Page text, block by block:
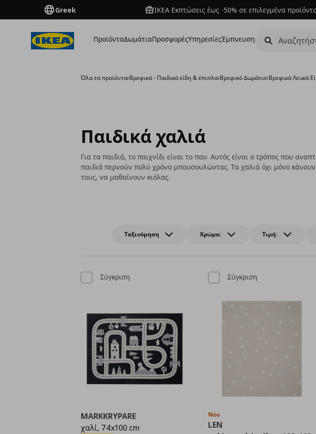
Greek ΙΚΕΑ Εκπτώσεις έως -50% σε επιλεγμένα
ΠροϊόνταΔωμάτιαΠροσφορέςΥπηρεσίεςΈμπνευση
Όλα τα προϊόντα›Βρεφικά - Παιδικά είδη & έπιπλα›Βρεφικό Δωμάτιο›Βρεφικά Λευκά
Παιδικά χαλιά
Για τα παιδιά, το παιχνίδι είναι το παν. Αυτός είναι ο τρόπος που
παιδιά περνούν πολύ χρόνο μπουσουλώντας. Τα χαλιά όχι μόνο
τους, να μαθαίνουν κιόλας.
Ταξινόμηση Χρώμα: Τιμή:
Σύγκριση
MARKKRYPARE
χαλί, 74x100 cm
Σύγκριση
Νέο
LEN